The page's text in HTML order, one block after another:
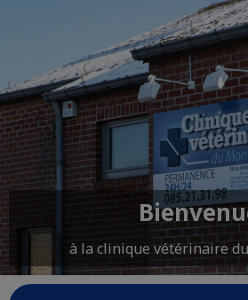
à la clinique vétérinaire